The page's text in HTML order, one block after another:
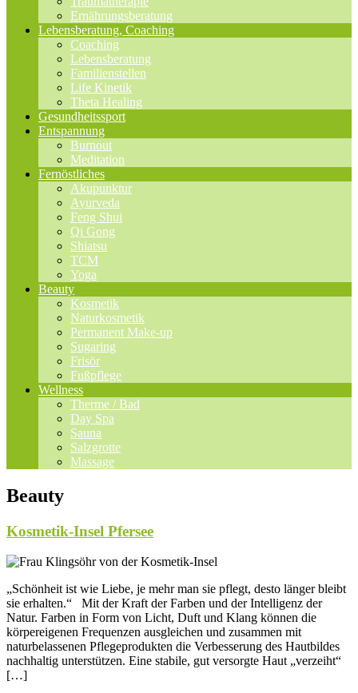
Ernährungsberatung
Lebensberatung, Coaching
Coaching
Lebensberatung
Familienstellen
Life Kinetik
Theta Healing
Gesundheitssport
Entspannung
Burnout
Meditation
Fernöstliches
Akupunktur
Ayurveda
Feng Shui
Qi Gong
Shiatsu
TCM
Yoga
Beauty
Kosmetik
Naturkosmetik
Permanent Make-up
Sugaring
Frisör
Fußpflege
Wellness
Therme / Bad
Day Spa
Sauna
Salzgrotte
Massage
Beauty
Kosmetik-Insel Pfersee
„Schönheit ist wie Liebe, je mehr man sie pflegt, desto länger bleibt
sie erhalten.“ Mit der Kraft der Farben und der Intelligenz der
Natur. Farben in Form von Licht, Duft und Klang können die
körpereigenen Frequenzen ausgleichen und zusammen mit
naturbelassenen Pflegeprodukten die Verbesserung des Hautbildes
nachhaltig unterstützen. Eine stabile, gut versorgte Haut „verzeiht“
[…]